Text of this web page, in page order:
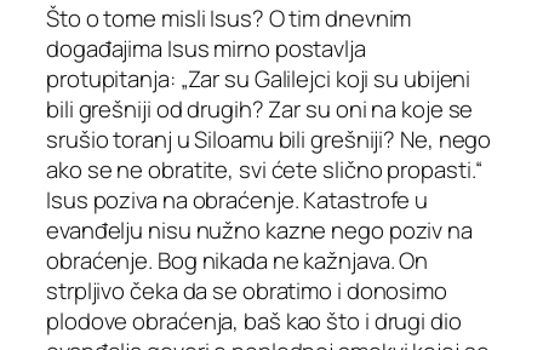
Što o tome misli Isus? O tim dnevnim
događajima Isus mirno postavlja
protupitanja: „Zar su Galilejci koji su ubijeni
bili grešniji od drugih? Zar su oni na koje se
srušio toranj u Siloamu bili grešniji? Ne, nego
ako se ne obratite, svi ćete slično propasti.“
Isus poziva na obraćenje. Katastrofe u
evanđelju nisu nužno kazne nego poziv na
obraćenje. Bog nikada ne kažnjava. On
strpljivo čeka da se obratimo i donosimo
plodove obraćenja, baš kao što i drugi dio